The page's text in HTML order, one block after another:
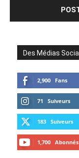
Des Médias
2,900 Fans
71 Suiveurs
183 Suiveurs
1,700 Abonnés